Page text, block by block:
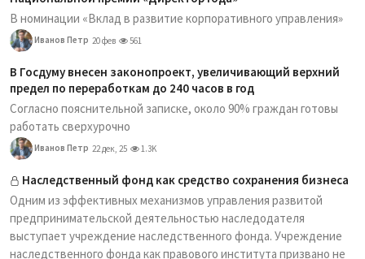
В номинации «Вклад в развитие корпоративного управления»
Иванов Петр 20 фев 561
В Госдуму внесен законопроект, увеличивающий верхний
предел по переработкам до 240 часов в год
Согласно пояснительной записке, около 90% граждан готовы
работать сверхурочно
Иванов Петр 22 дек, 25 1.3K
Наследственный фонд как средство сохранения бизнеса
Одним из эффективных механизмов управления развитой
предпринимательской деятельностью наследодателя
выступает учреждение наследственного фонда. Учреждение
наследственного фонда как правового института призвано не